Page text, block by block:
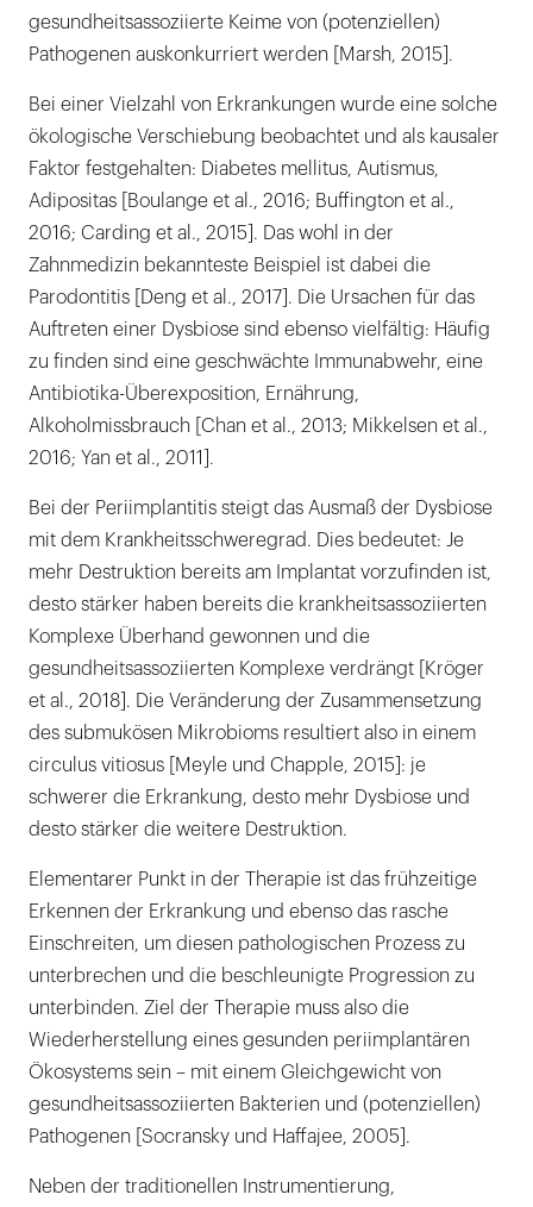
gesundheitsassoziierte Keime von (potenziellen)
Pathogenen auskonkurriert werden [Marsh, 2015].
Bei einer Vielzahl von Erkrankungen wurde eine solche
ökologische Verschiebung beobachtet und als kausaler
Faktor festgehalten: Diabetes mellitus, Autismus,
Adipositas [Boulange et al., 2016; Buffington et al.,
2016; Carding et al., 2015]. Das wohl in der
Zahnmedizin bekannteste Beispiel ist dabei die
Parodontitis [Deng et al., 2017]. Die Ursachen für das
Auftreten einer Dysbiose sind ebenso vielfältig: Häufig
zu finden sind eine geschwächte Immunabwehr, eine
Antibiotika-Überexposition, Ernährung,
Alkoholmissbrauch [Chan et al., 2013; Mikkelsen et al.,
2016; Yan et al., 2011].
Bei der Periimplantitis steigt das Ausmaß der Dysbiose
mit dem Krankheitsschweregrad. Dies bedeutet: Je
mehr Destruktion bereits am Implantat vorzufinden ist,
desto stärker haben bereits die krankheitsassoziierten
Komplexe Überhand gewonnen und die
gesundheitsassoziierten Komplexe verdrängt [Kröger
et al., 2018]. Die Veränderung der Zusammensetzung
des submukösen Mikrobioms resultiert also in einem
circulus vitiosus [Meyle und Chapple, 2015]: je
schwerer die Erkrankung, desto mehr Dysbiose und
desto stärker die weitere Destruktion.
Elementarer Punkt in der Therapie ist das frühzeitige
Erkennen der Erkrankung und ebenso das rasche
Einschreiten, um diesen pathologischen Prozess zu
unterbrechen und die beschleunigte Progression zu
unterbinden. Ziel der Therapie muss also die
Wiederherstellung eines gesunden periimplantären
Ökosystems sein – mit einem Gleichgewicht von
gesundheitsassoziierten Bakterien und (potenziellen)
Pathogenen [Socransky und Haffajee, 2005].
Neben der traditionellen Instrumentierung,